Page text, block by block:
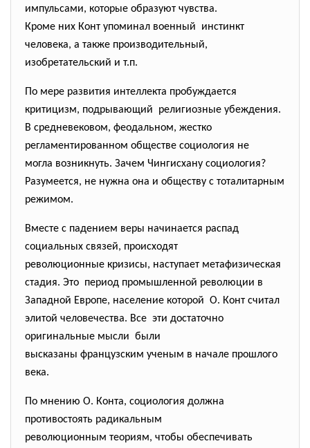
импульсами, которые образуют чувства.
Кроме них Конт упоминал военный инстинкт
человека, а также производительный,
изобретательский и т.п.
По мере развития интеллекта пробуждается
критицизм, подрывающий религиозные убеждения.
В средневековом, феодальном, жестко
регламентированном обществе социология не
могла возникнуть. Зачем Чингисхану социология?
Разумеется, не нужна она и обществу с тоталитарным
режимом.
Вместе с падением веры начинается распад
социальных связей, происходят
революционные кризисы, наступает метафизическая
стадия. Это период промышленной революции в
Западной Европе, население которой О. Конт считал
элитой человечества. Все эти достаточно
оригинальные мысли были
высказаны французским ученым в начале прошлого
века.
По мнению О. Конта, социология должна
противостоять радикальным
революционным теориям, чтобы обеспечивать